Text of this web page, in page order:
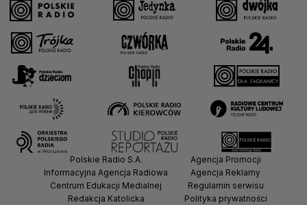
Polskie Radio S.A.
Informacyjna Agencja Radiowa
Centrum Edukacji Medialnej
Redakcja Katolicka
Agencja Promocji
Agencja Reklamy
Regulamin serwisu
Polityka prywatności